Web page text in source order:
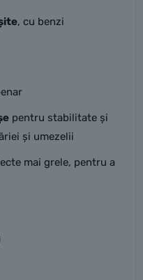
, cu benzi
pentru stabilitate și
și umezelii
mai grele, pentru a